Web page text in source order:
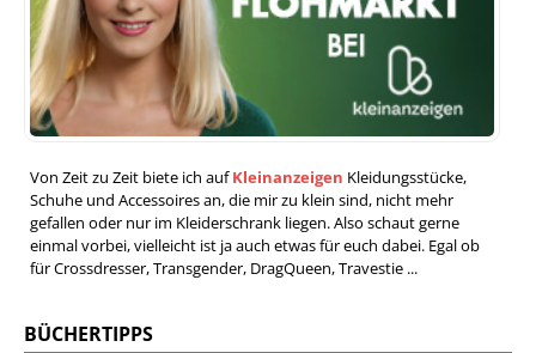
Von Zeit zu Zeit biete ich aufKleinanzeigen Kleidungsstücke,
Schuhe und Accessoires an, die mir zu klein sind, nicht mehr
gefallen oder nur im Kleiderschrank liegen. Also schaut gerne
einmal vorbei, vielleicht ist ja auch etwas für euch dabei. Egal ob
für Crossdresser, Transgender, DragQueen, Travestie ...
BÜCHERTIPPS